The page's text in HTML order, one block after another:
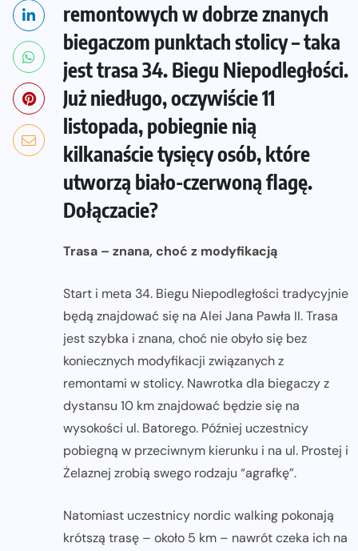
remontowych w dobrze znanych
biegaczom punktach stolicy – taka
jest trasa 34. Biegu Niepodległości.
Już niedługo, oczywiście 11
listopada, pobiegnie nią
kilkanaście tysięcy osób, które
utworzą biało-czerwoną flagę.
Dołączacie?
Trasa – znana, choć z modyfikacją
Start i meta 34. Biegu Niepodległości tradycyjnie
będą znajdować się na Alei Jana Pawła II. Trasa
jest szybka i znana, choć nie obyło się bez
koniecznych modyfikacji związanych z
remontami w stolicy. Nawrotka dla biegaczy z
dystansu 10 km znajdować będzie się na
wysokości ul. Batorego. Później uczestnicy
pobiegną w przeciwnym kierunku i na ul. Prostej i
Żelaznej zrobią swego rodzaju “agrafkę”.
Natomiast uczestnicy nordic walking pokonają
krótszą trasę – około 5 km – nawrót czeka ich na